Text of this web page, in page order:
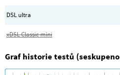
DSL ultra
xDSL Classic mini
Graf historie testů